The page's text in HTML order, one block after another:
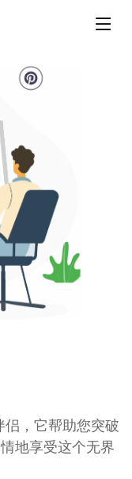
，它帮助您突破
地享受这个无界